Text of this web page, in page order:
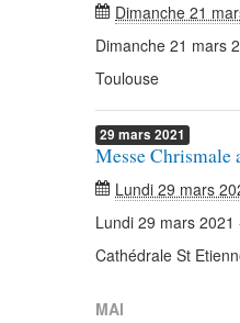
Dimanche 21
Dimanche 21 mars
Toulouse
29 mars 2021
Messe Chrismale
Lundi 29 mars
Lundi 29 mars
Cathédrale St
MAI